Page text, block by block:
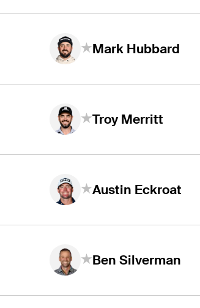
Mark Hubbard
Troy Merritt
Austin Eckroat
Ben Silverman